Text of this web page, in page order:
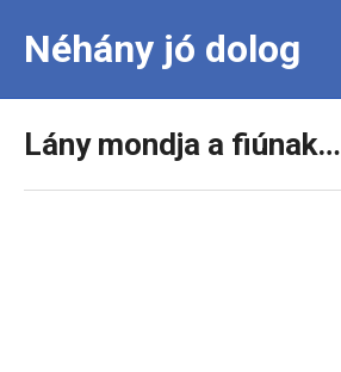
Néhány jó dolog
Lány mondja a fiúnak…